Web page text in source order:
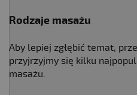
Rodzaje masażu
Aby lepiej zgłębić temat,
przyjrzyjmy się kilku
masażu.